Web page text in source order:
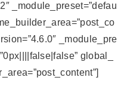
_module_preset=”defau
_module_pre
global_